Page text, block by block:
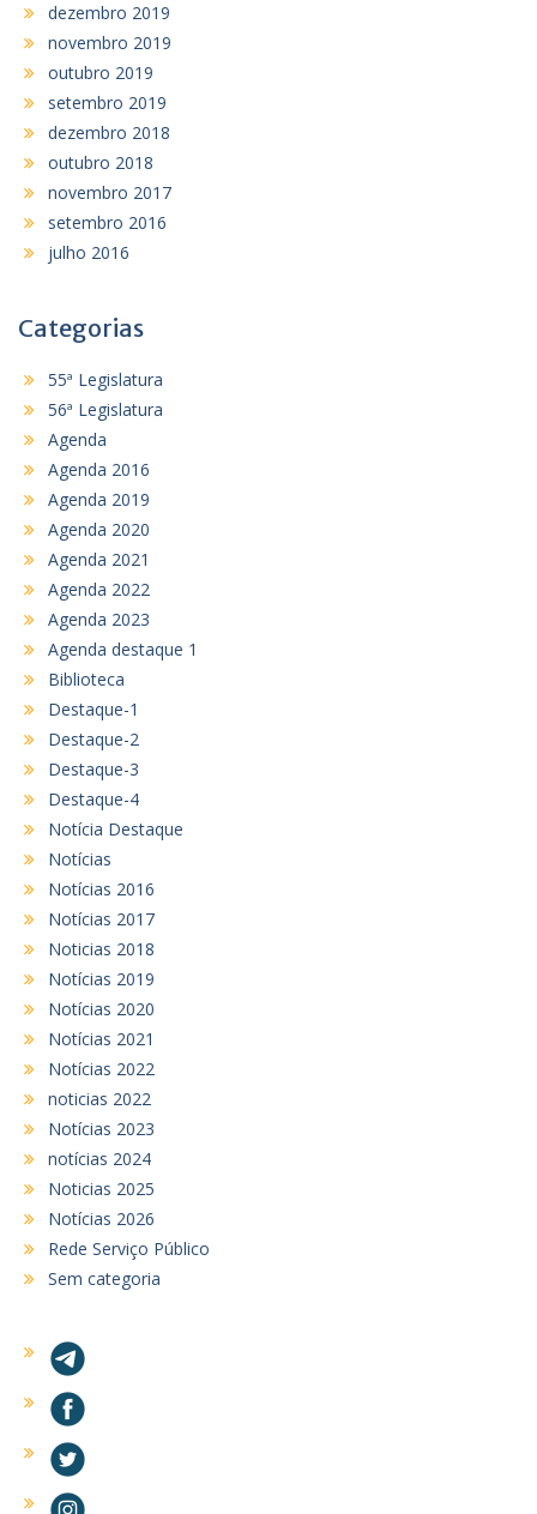
dezembro 2019
novembro 2019
outubro 2019
setembro 2019
dezembro 2018
outubro 2018
novembro 2017
setembro 2016
julho 2016
Categorias
55ª Legislatura
56ª Legislatura
Agenda
Agenda 2016
Agenda 2019
Agenda 2020
Agenda 2021
Agenda 2022
Agenda 2023
Agenda destaque 1
Biblioteca
Destaque-1
Destaque-2
Destaque-3
Destaque-4
Notícia Destaque
Notícias
Notícias 2016
Notícias 2017
Noticias 2018
Notícias 2019
Notícias 2020
Notícias 2021
Notícias 2022
noticias 2022
Notícias 2023
notícias 2024
Noticias 2025
Notícias 2026
Rede Serviço Público
Sem categoria